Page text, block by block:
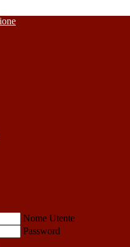
Nome Utente
Password